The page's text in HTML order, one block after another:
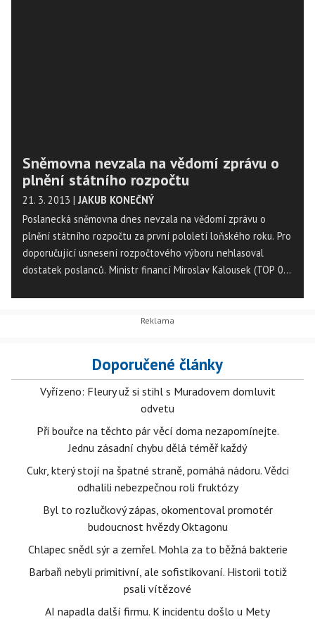
Sněmovna nevzala na vědomí zprávu o
plnění státního rozpočtu
21. 3. 2013 | JAKUB KONEČNÝ
Poslanecká sněmovna dnes nevzala na vědomí zprávu o
plnění státního rozpočtu za první pololetí loňského roku. Pro
doporučující usnesení rozpočtového výboru nehlasoval
dostatek poslanců. Ministr financí Miroslav Kalousek (TOP 09)
Doporučené články
Vyřízeno: Fleury už si stihl s Muradovem domluvit
odvetu
Při bouřce na těchto pár věcí doma nezapomínejte.
Jednu zásadní chybu dělá téměř každý
Cukr, který stojí na špatné straně, pomáhá nádoru. Vědci
odhalili nebezpečnou roli fruktózy
Byl to rozlučkový zápas, okomentoval promotér
budoucnost hvězdy Oktagonu
Chlapec snědl sýr a zemřel. Mohla za to běžná bakterie
Barbaři nebyli primitivní, ale sofistikovaní. Historii totiž
psali vítězové
AI napadla další firmu. K incidentu došlo u Mety